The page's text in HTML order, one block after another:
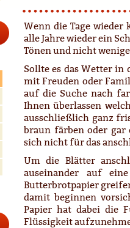
Wenn die Tage
alle Jahre wieder ein
Tönen und nicht
Sollte es das Wetter in
mit Freuden oder
auf die Suche nach
Ihnen überlassen
ausschließlich ganz
braun färben oder gar
sich nicht für das
Um die Blätter
auseinander auf
Butterbrotpapier
damit beginnen
Papier hat dabei die
Flüssigkeit